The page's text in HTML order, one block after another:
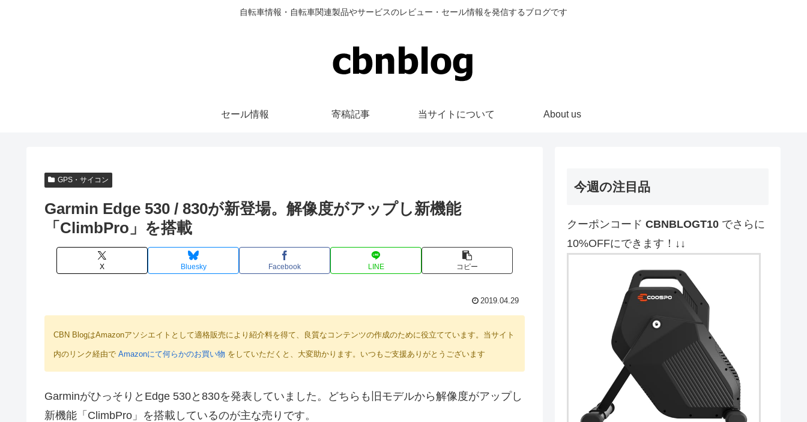
自転車情報・自転車関連製品やサービスのレビュー・セール情報を発信するブログです
セール情報 寄稿記事 当サイトについて About us
GPS・サイコン
Garmin Edge 530 / 830が新登場。解像度がアップし新機能
「ClimbPro」を搭載
X Bluesky Facebook LINE コピー
2019.04.29
CBN BlogはAmazonアソシエイトとして適格販売により紹介料を得て、良質なコンテンツの作成のために役立てています。当サイト
内のリンク経由で Amazonにて何らかのお買い物 をしていただくと、大変助かります。いつもご支援ありがとうございます
GarminがひっそりとEdge 530と830を発表していました。どちらも旧モデルから解像度がアップし
新機能「ClimbPro」を搭載しているのが主な売りです。
今週の注目品
クーポンコード CBNBLOGT10 でさらに
10%OFFにできます！↓↓